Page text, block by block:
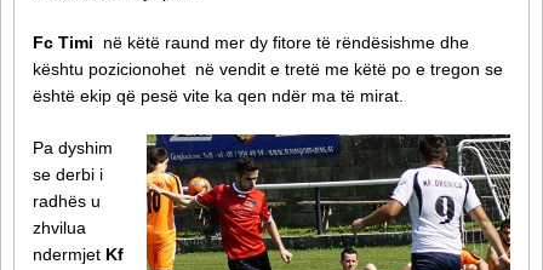
Fc Timi
në këtë raund mer dy fitore të rëndësishme dhe
kështu pozicionohet në vendit e tretë me këtë po e tregon se
është ekip që pesë vite ka qen ndër ma të mirat.
Pa dyshim
se derbi i
radhës u
zhvilua
ndermjet Kf